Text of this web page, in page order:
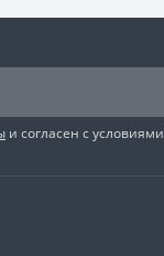
и согласен с условиями